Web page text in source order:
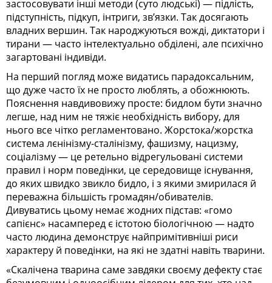
застосовувати інші методи (суто людські) — підлість,
підступність, підкуп, інтриги, зв’язки. Так досягають
владних вершин. Так народжуються вожді, диктатори і
тирани — часто інтелектуально обділені, але психічно
загартовані індивіди.
На перший погляд може видатись парадоксальним,
що дуже часто їх не просто люблять, а обожнюють.
Пояснення навдивовижу просте: бидлом бути значно
легше, над ним не тяжіє необхідність вибору, для
нього все чітко регламентовано. Жорстока/жорстка
система лєнінізму-сталінізму, фашизму, нацизму,
соціалізму — це ретельно відрегульовані системи
правил і норм поведінки, це середовище існування,
до яких швидко звикло бидло, і з якими змирилася й
переважна більшість громадян/обивателів.
Дивуватись цьому немає жодних підстав: «гомо
сапієнс» насамперед є істотою біологічною — надто
часто людина демонструє найпримітивніші риси
характеру й поведінки, на які не здатні навіть тварини.
«Скалічена тварина саме завдяки своєму дефекту стає